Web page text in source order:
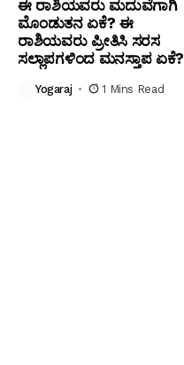
ಈ ರಾಶಿಯವರು ಮದುವೆಗಾಗಿ
ಮೊಂಡುತನ ಏಕೆ? ಈ
ರಾಶಿಯವರು ಪ್ರೀತಿಸಿ ಸರಸ
ಸಲ್ಲಾಪಗಳಿಂದ ಮನಸ್ತಾಪ ಏಕೆ?
Yogaraj 1 Mins Read